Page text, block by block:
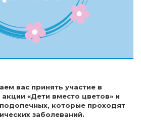
вас принять участие в
«Дети вместо цветов» и
которые проходят
заболеваний.